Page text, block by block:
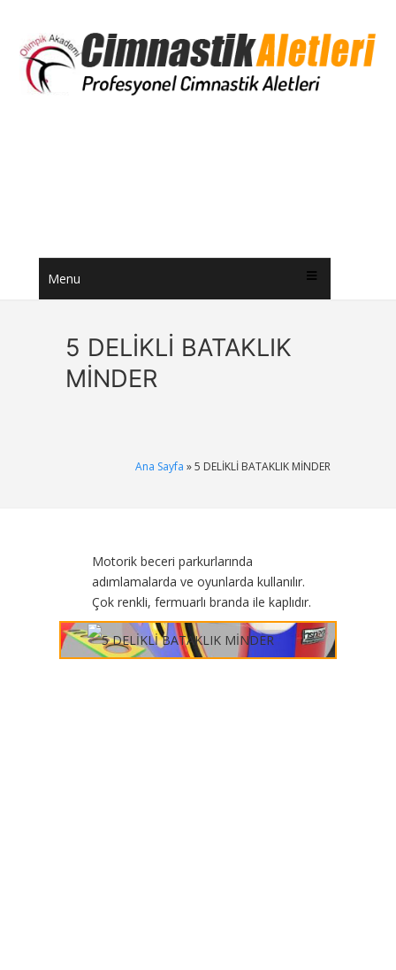
Menu
5 DELİKLİ BATAKLIK
MİNDER
Ana Sayfa » 5 DELİKLİ BATAKLIK MİNDER
Motorik beceri parkurlarında
adımlamalarda ve oyunlarda kullanılır.
Çok renkli, fermuarlı branda ile kaplıdır.